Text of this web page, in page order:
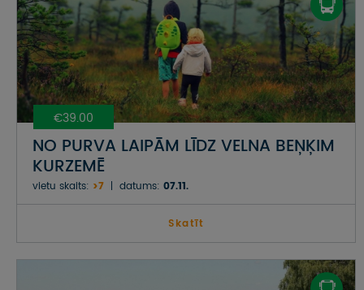
€39.00
NO PURVA LAIPĀM LĪDZ VELNA BEŅĶIM
KURZEMĒ
vietu skaits: >7 datums: 07.11.
Skatīt